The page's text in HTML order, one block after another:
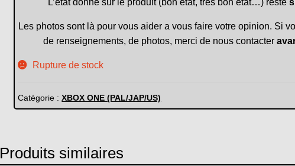
Les photos sont là pour vous aider a vous faire votre opinion. Si
de renseignements, de photos, merci de nous contacter
Rupture de stock
Catégorie :XBOX ONE (PAL/JAP/US)
Produits similaires